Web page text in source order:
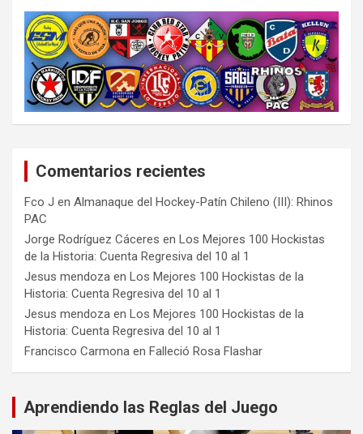
Comentarios recientes
Fco J en Almanaque del Hockey-Patín Chileno (III): Rhinos
PAC
Jorge Rodríguez Cáceres en Los Mejores 100 Hockistas
de la Historia: Cuenta Regresiva del 10 al 1
Jesus mendoza en Los Mejores 100 Hockistas de la
Historia: Cuenta Regresiva del 10 al 1
Jesus mendoza en Los Mejores 100 Hockistas de la
Historia: Cuenta Regresiva del 10 al 1
Francisco Carmona en Falleció Rosa Flashar
Aprendiendo las Reglas del Juego